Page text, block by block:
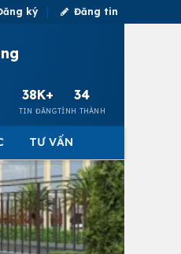
ký Đăng tin
38K+
TIN ĐĂNG
34
TỈNH THÀNH
TƯ VẤN